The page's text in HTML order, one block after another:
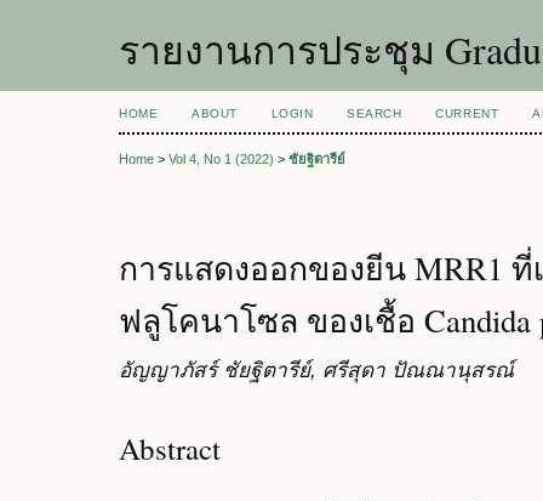
รายงานการประชุม
HOME ABOUT LOGIN SEARCH CURRENT
Home > Vol 4, No 1 (2022) > ชัยฐิตารีย์
การแสดงออกของยีน MRR1
ฟลูโคนาโซล ของเชื้อ Candida
อัญญาภัสร์ ชัยฐิตารีย์, ศรีสุดา ปัณณานุสรณ์
Abstract